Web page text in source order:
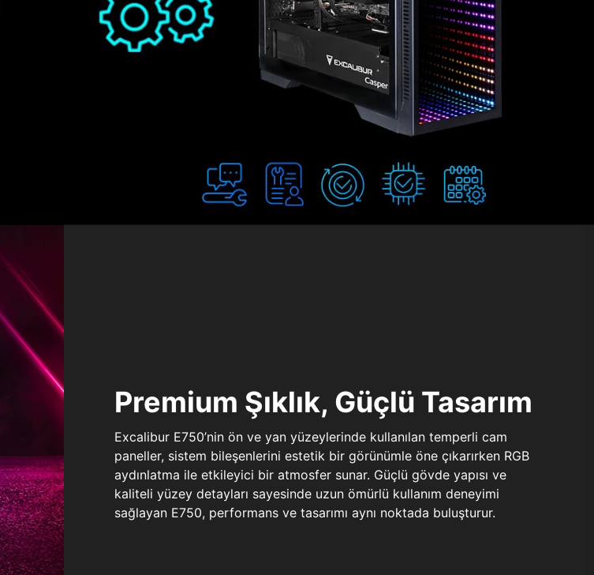
Premium Şıklık, Güçlü Tasarım
Excalibur E750’nin ön ve yan yüzeylerinde kullanılan temperli cam
paneller, sistem bileşenlerini estetik bir görünümle öne çıkarırken RGB
aydınlatma ile etkileyici bir atmosfer sunar. Güçlü gövde yapısı ve
kaliteli yüzey detayları sayesinde uzun ömürlü kullanım deneyimi
sağlayan E750, performans ve tasarımı aynı noktada buluşturur.